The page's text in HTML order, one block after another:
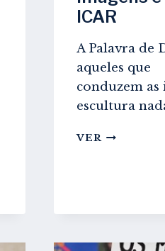
ICAR
A Palavra de
aqueles que
conduzem as
escultura
VER IMAGENS